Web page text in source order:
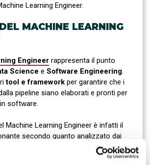
Learning Engineer.
MACHINE LEARNING
Engineer rappresenta il punto
Science e Software Engineering.
tool e framework per garantire che i
pipeline siano elaborati e pronti per
software.
Machine Learning Engineer è infatti il
secondo quanto analizzato dai
Machine Learning Engineer trasforma i
capaci di apprendere